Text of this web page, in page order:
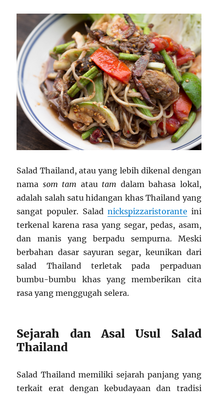
Salad Thailand, atau yang lebih dikenal dengan
nama som tam atau tam dalam bahasa lokal,
adalah salah satu hidangan khas Thailand yang
sangat populer. Salad nickspizzaristorante ini
terkenal karena rasa yang segar, pedas, asam,
dan manis yang berpadu sempurna. Meski
berbahan dasar sayuran segar, keunikan dari
salad Thailand terletak pada perpaduan
bumbu-bumbu khas yang memberikan cita
rasa yang menggugah selera.
Sejarah dan Asal Usul Salad
Thailand
Salad Thailand memiliki sejarah panjang yang
terkait erat dengan kebudayaan dan tradisi